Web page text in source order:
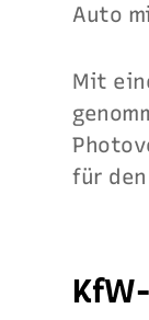
Auto
Mit
für